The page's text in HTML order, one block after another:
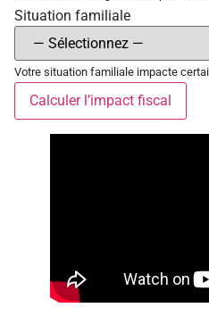
Situation familiale
Votre situation familiale impacte
Calculer l’impact fiscal